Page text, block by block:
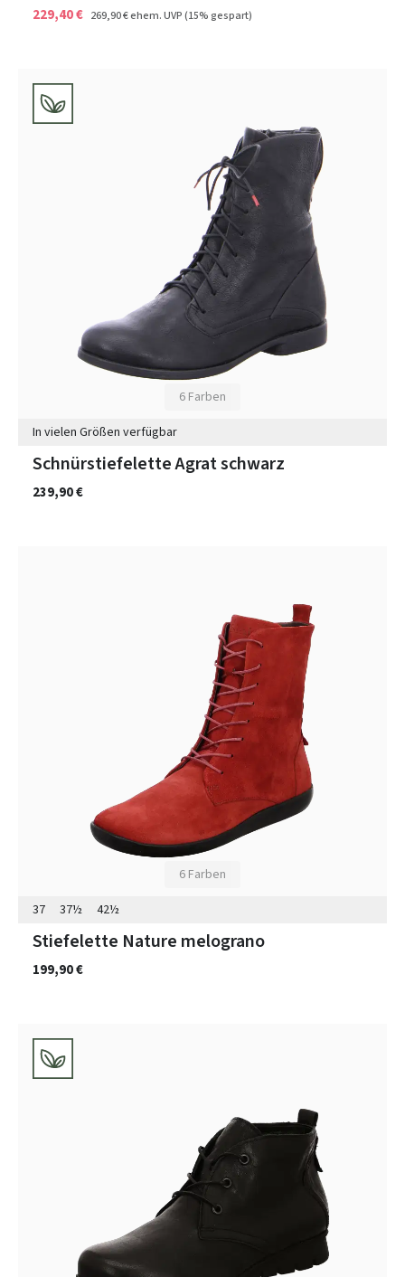
229,40 € 269,90 €ehem. UVP(15% gespart)
6 Farben
In vielen Größen verfügbar
Schnürstiefelette Agrat schwarz
239,90 €
6 Farben
37
37½ 42½
Stiefelette Nature melograno
199,90 €